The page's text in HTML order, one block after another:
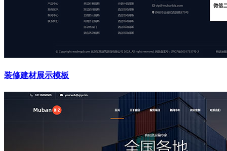
装修建材展示模板